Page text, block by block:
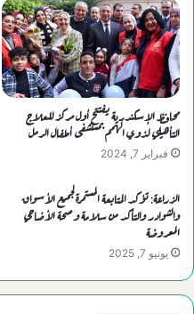
محافظ الإسكندرية يفتتح أول مركز للعلاج
التأهيلي لذوي الهمم بمستشفى أطفال الرمل
فبراير 7, 2024
الزراعة: تؤكد المتابعة المستمرة لجميع الأسواق
والشوادر والتأكد من سلامة وصحة الأضاحي
المعروضة
يونيو 7, 2025